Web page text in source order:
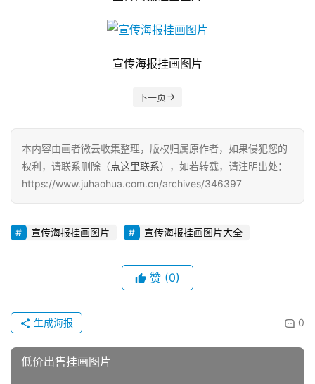
宣传海报挂画图片
下一页
本内容由画者微云收集整理，版权归属原作者，如果侵犯您的
权利，请联系删除（点这里联系），如若转载，请注明出处：
https://www.juhaohua.com.cn/archives/346397
宣传海报挂画图片 宣传海报挂画图片大全
赞 (0)
0
生成海报
低价出售挂画图片